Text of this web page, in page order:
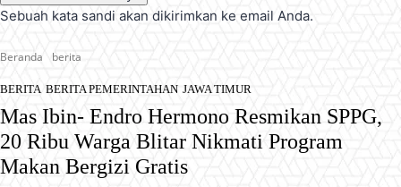
Sebuah kata sandi akan dikirimkan ke email Anda.
Beranda berita
BERITA BERITA PEMERINTAHAN JAWA TIMUR
Mas Ibin- Endro Hermono Resmikan SPPG,
20 Ribu Warga Blitar Nikmati Program
Makan Bergizi Gratis